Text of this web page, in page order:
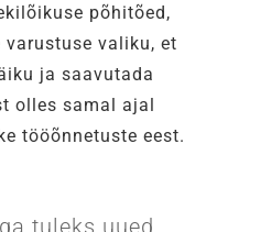
põhitõed,
valiku, et
ja saavutada
olles samal ajal
tööõnnetuste eest.
tuleks uued